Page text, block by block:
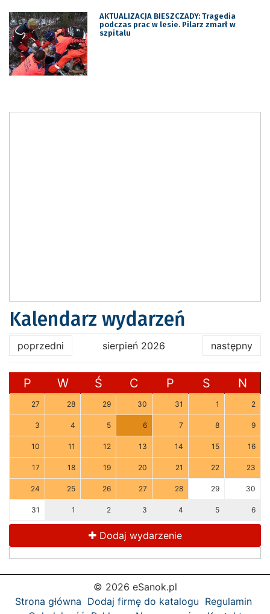
AKTUALIZACJA BIESZCZADY: Tragedia
podczas prac w lesie. Pilarz zmarł w
szpitalu
Kalendarz wydarzeń
poprzedni sierpień 2026 następny
P W Ś C P S N
27 28 29 30 31 1 2
3 4 5 6 7 8 9
10 11 12 13 14 15 16
17 18 19 20 21 22 23
24 25 26 27 28 29 30
31 1 2 3 4 5 6
Dodaj wydarzenie
© 2026 eSanok.pl
Strona główna Dodaj firmę do katalogu Regulamin